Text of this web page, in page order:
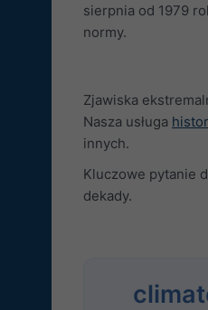
sierpnia od 1979
normy.
Zjawiska
Nasza usługa
innych.
Kluczowe pytanie
dekady.